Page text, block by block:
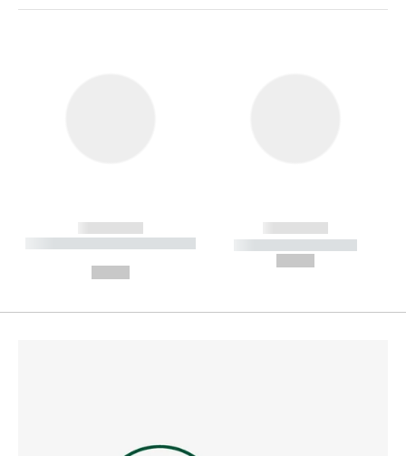
------------
----------- ----------- --------
------------
----------- -----------